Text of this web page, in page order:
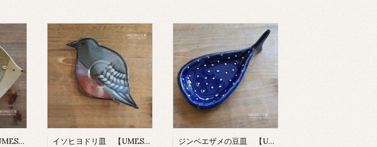
ハリネズミ平皿 【UMESHISO工房】 イソヒヨドリ皿 【UMESHISO工房】 ジンベエザメの豆皿 【UMESHISO工房】